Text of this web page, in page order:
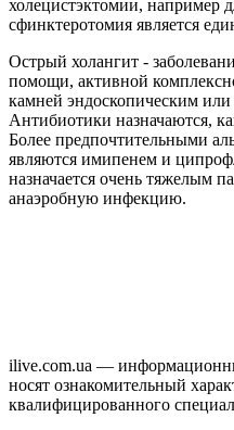
холецистэктомии, например
сфинктеротомия является
Острый холангит -
помощи, активной
камней эндоскопическим
Антибиотики назначаются,
Более предпочтительными
являются имипенем и
назначается очень тяжелым
анаэробную инфекцию.
ilive.com.ua —
носят ознакомительный
квалифицированного